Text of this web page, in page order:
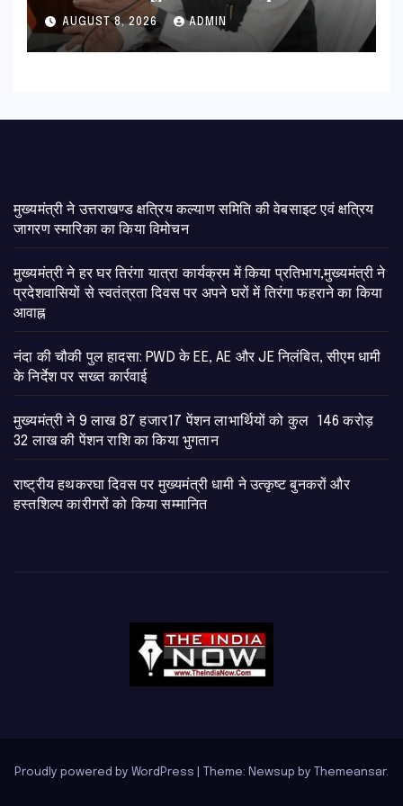
की पेंशन राशि का किया भुगतान
AUGUST 8, 2026 ADMIN
मुख्यमंत्री ने उत्तराखण्ड क्षत्रिय कल्याण समिति की वेबसाइट एवं क्षत्रिय
जागरण स्मारिका का किया विमोचन
मुख्यमंत्री ने हर घर तिरंगा यात्रा कार्यक्रम में किया प्रतिभाग,मुख्यमंत्री ने
प्रदेशवासियों से स्वतंत्रता दिवस पर अपने घरों में तिरंगा फहराने का किया
आवाह्न
नंदा की चौकी पुल हादसा: PWD के EE, AE और JE निलंबित, सीएम धामी
के निर्देश पर सख्त कार्रवाई
मुख्यमंत्री ने 9 लाख 87 हजार17 पेंशन लाभार्थियों को कुल 146 करोड़
32 लाख की पेंशन राशि का किया भुगतान
राष्ट्रीय हथकरघा दिवस पर मुख्यमंत्री धामी ने उत्कृष्ट बुनकरों और
हस्तशिल्प कारीगरों को किया सम्मानित
Proudly powered by WordPress Theme: Newsup by Themeansar.